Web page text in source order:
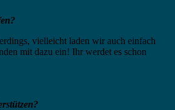
vielleicht laden wir auch einfach
mit dazu ein! Ihr werdet es schon